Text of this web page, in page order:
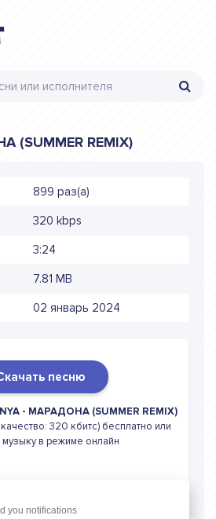
(SUMMER REMIX)
899 раз(а)
320 kbps
3:24
7.81 MB
02 январь 2024
песню
- МАРАДОНА (SUMMER REMIX)
320 кбитс) бесплатно или
музыку в режиме онлайн
you notifications